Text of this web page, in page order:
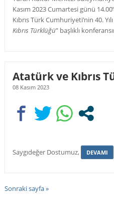
Kasım 2023 Cumartesi günü
Kıbrıs Türk Cumhuriyeti’nin 40.
Kıbrıs Türklüğü” başlıklı
Atatürk ve Kıbrıs
08 Kasım 2023
Saygıdeğer Dostumuz, DEVAMI
Sonraki sayfa »